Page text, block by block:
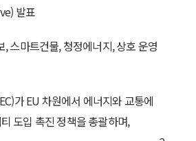
발표
스마트건물, 청정에너지, 상호 운영
가 EU 차원에서 에너지와 교통에
도입 촉진 정책을 총괄하며,